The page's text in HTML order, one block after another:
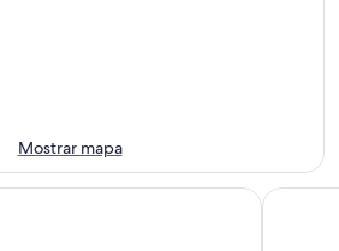
Mostrar mapa
Hilton